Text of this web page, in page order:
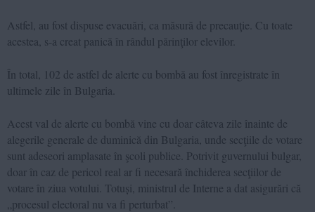
Astfel, au fost dispuse evacuări, ca măsură de precauţie. Cu toate
acestea, s-a creat panică în rândul părinţilor elevilor.
În total, 102 de astfel de alerte cu bombă au fost înregistrate în
ultimele zile în Bulgaria.
Acest val de alerte cu bombă vine cu doar câteva zile înainte de
alegerile generale de duminică din Bulgaria, unde secţiile de votare
sunt adeseori amplasate în şcoli publice. Potrivit guvernului bulgar,
doar în caz de pericol real ar fi necesară închiderea secţiilor de
votare în ziua votului. Totuși, ministrul de Interne a dat asigurări că
„procesul electoral nu va fi perturbat”.